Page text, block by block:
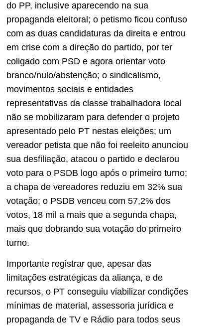
do PP, inclusive aparecendo na sua
propaganda eleitoral; o petismo ficou confuso
com as duas candidaturas da direita e entrou
em crise com a direção do partido, por ter
coligado com PSD e agora orientar voto
branco/nulo/abstenção; o sindicalismo,
movimentos sociais e entidades
representativas da classe trabalhadora local
não se mobilizaram para defender o projeto
apresentado pelo PT nestas eleições; um
vereador petista que não foi reeleito anunciou
sua desfiliação, atacou o partido e declarou
voto para o PSDB logo após o primeiro turno;
a chapa de vereadores reduziu em 32% sua
votação; o PSDB venceu com 57,2% dos
votos, 18 mil a mais que a segunda chapa,
mais que dobrando sua votação do primeiro
turno.
Importante registrar que, apesar das
limitações estratégicas da aliança, e de
recursos, o PT conseguiu viabilizar condições
mínimas de material, assessoria jurídica e
propaganda de TV e Rádio para todos seus